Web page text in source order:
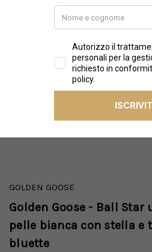
GOLDEN GOOSE
Golden Goose - Ball Star
pelle bianca con stella e
bluette